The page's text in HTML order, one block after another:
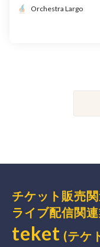
Orchestra Largo
チケット販売関
ライブ配信関連
teket (テケ